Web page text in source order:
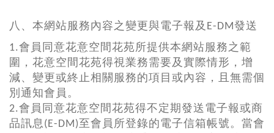
八、本網站服務內容之變更與電子報及E-DM發送
1.會員同意花意空間花苑所提供本網站服務之範
圍，花意空間花苑得視業務需要及實際情形，增
減、變更或終止相關服務的項目或內容，且無需個
別通知會員。
2.會員同意花意空間花苑得不定期發送電子報或商
品訊息(E-DM)至會員所登錄的電子信箱帳號。當會